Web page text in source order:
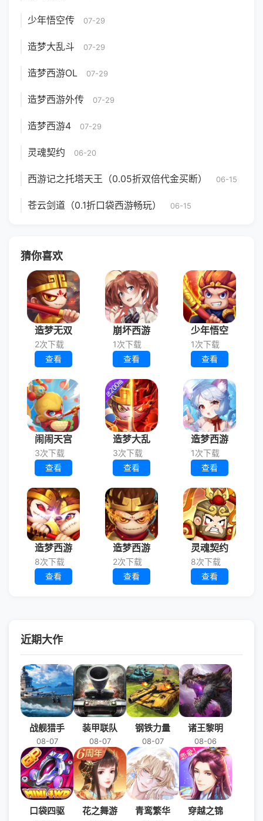
少年悟空传 07-29
造梦大乱斗 07-29
造梦西游OL 07-29
造梦西游外传 07-29
造梦西游4 07-29
灵魂契约 06-20
西游记之托塔天王（0.05折双倍代金买断） 06-15
苍云剑道（0.1折口袋西游畅玩） 06-15
猜你喜欢
造梦无双
2次下载
查看
崩坏西游
1次下载
查看
少年悟空
1次下载
查看
闹闹天宫
3次下载
查看
造梦大乱
3次下载
查看
造梦西游
1次下载
查看
造梦西游
8次下载
查看
造梦西游
2次下载
查看
灵魂契约
8次下载
查看
近期大作
战舰猎手
08-07
装甲联队
08-07
钢铁力量
08-07
诸王黎明
08-06
口袋四驱 花之舞游 青鸾繁华 穿越之锦